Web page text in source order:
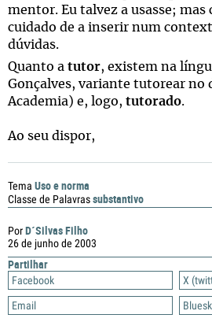
PorD´Silvas Filho
26 de junho de 2003
Partilhar
Facebook
X
Email
mentor. Eu talvez a usasse; mas
cuidado de a inserir num
dúvidas.
Quanto a tutor, existem na
Gonçalves, variante tutorear no
Academia) e, logo, tutorado.
Ao seu dispor,
Tema Uso e norma
Classe de Palavrassubstantivo